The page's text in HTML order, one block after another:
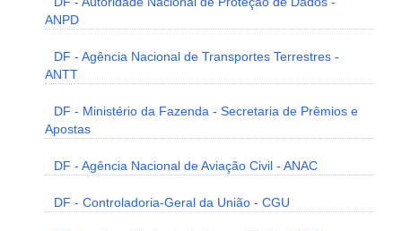
ANPD
DF - Agência Nacional de Transportes Terrestres -
ANTT
DF - Ministério da Fazenda - Secretaria de Prêmios e
Apostas
DF - Agência Nacional de Aviação Civil - ANAC
DF - Controladoria-Geral da União - CGU